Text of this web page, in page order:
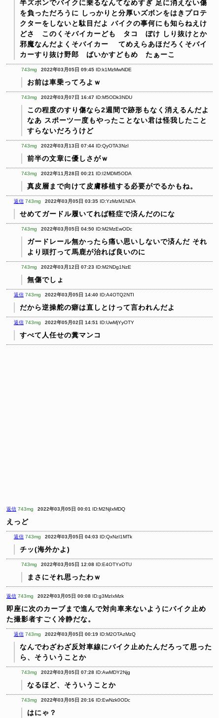
半ズボンでバイクに乗るなんてなめすぎ 足に消えない傷
を負っただろうに
しっかりと分厚いズボンをはきプロテ
クターをしないと駄目だよ バイクの事何にも知らねえけ
どさ このくそバイカーども タコ ぼけ しり抜けとか
邪魔なんだよくそバイカー
てめえらあほだろくそバイ
カーすり抜け野郎 ばいかすどもめ たぁーこ
743mg 2022年03月05日 09:45 ID:k1MzMwNDE
お前は車乗ってろよｗ
743mg 2022年03月07日 16:47 ID:M5ODk3NDU
この程度のすり傷なら2週間で跡形もなく消えるんだよ
なあ スポーツ一度もやったことない君は怪我したこと
すらないだろうけど
743mg 2022年03月13日 07:44 ID:QyOTA3NzI
前半の文章に優しさがｗ
743mg 2022年11月28日 00:21 ID:I2MDM5ODA
真皮層まで向けて皮膚移植する必要がでるかもね。
返信 743mg 2022年03月05日 03:35 ID:YzMzM1NDA
せめてガードル履いてれば軽症で済んだのにな
743mg 2022年03月05日 04:50 ID:M2MzEwODc
ガードレール無かったら痛い思いしないで済んだ それ
より頭打って馬鹿が治れば良いのに
743mg 2022年03月12日 07:23 ID:M2NDg1NzE
無傷でしょ
返信 743mg 2022年03月05日 14:40 ID:A4OTQ2NTI
だから逆操舵の癖は直しとけって言われんだよ
返信 743mg 2022年05月02日 14:51 ID:UwMjYyOTY
すべて人任せの糞マンコ
返信 743mg 2022年03月05日 00:01 ID:M2NjIxMDQ
えっど
返信 743mg 2022年03月05日 04:03 ID:QxNzI1MTk
チッ(海外かよ)
743mg 2022年03月05日 12:08 ID:E4OTYxOTU
まさにそれ思ったわｗ
返信 743mg 2022年03月05日 00:08 ID:g3MzIxMzk
即座に次のカーブまで進んで対向車来ないようにバイク止め
た撮影者すごく冷静だな。
返信 743mg 2022年03月05日 00:19 ID:M2OTAzMzQ
なんでわざわざ反対車線にバイク止めたんだろって思った
ら、そういうことか
743mg 2022年03月05日 07:28 ID:AwMDY2Njg
なるほど、そういうことか
743mg 2022年03月05日 20:16 ID:EwNzk0ODc
はにゃ？